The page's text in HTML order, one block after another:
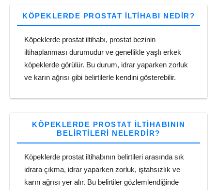
KÖPEKLERDE PROSTAT ILTIHABI NEDIR?
Köpeklerde prostat iltihabı, prostat bezinin
iltihaplanması durumudur ve genellikle yaşlı erkek
köpeklerde görülür. Bu durum, idrar yaparken zorluk
ve karın ağrısı gibi belirtilerle kendini gösterebilir.
KÖPEKLERDE PROSTAT ILTIHABININ
BELIRTILERI NELERDIR?
Köpeklerde prostat iltihabının belirtileri arasında sık
idrara çıkma, idrar yaparken zorluk, iştahsızlık ve
karın ağrısı yer alır. Bu belirtiler gözlemlendiğinde